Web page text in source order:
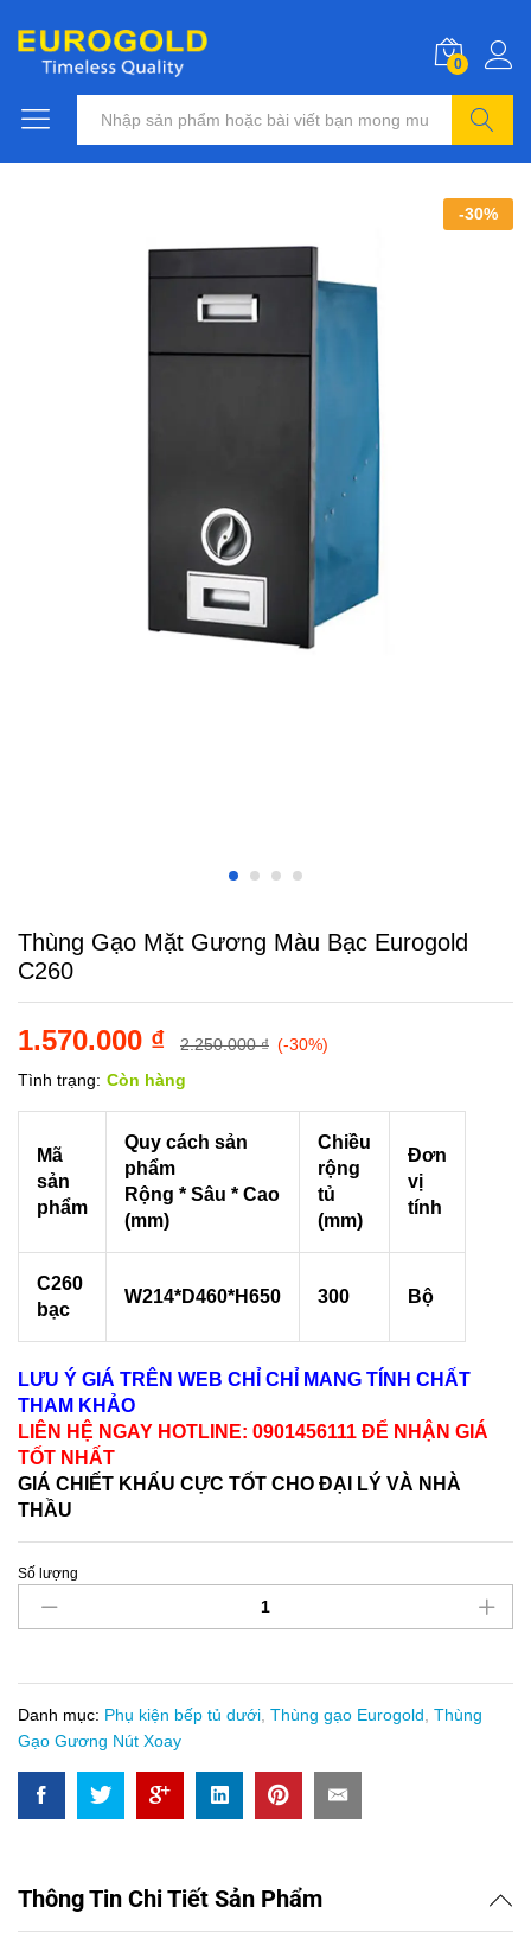
0
-30%
Thùng Gạo Mặt Gương Màu Bạc Eurogold
C260
1.570.000 ₫ 2.250.000₫ (-30%)
Tình trạng: Còn hàng
Mã
sản
phẩm
Quy cách sản
phẩm
Rộng * Sâu * Cao
(mm)
Chiều
rộng
tủ
(mm)
Đơn
vị
tính
C260
bạc
W214*D460*H650 300 Bộ
LƯU Ý GIÁ TRÊN WEB CHỈ CHỈ MANG TÍNH CHẤT
THAM KHẢO
LIÊN HỆ NGAY HOTLINE: 0901456111 ĐỂ NHẬN GIÁ
TỐT NHẤT
GIÁ CHIẾT KHẤU CỰC TỐT CHO ĐẠI LÝ VÀ NHÀ
THẦU
Thùng
Gạo
Mặt
Màu
Bạc
Eurogold
quantity
Số lượng
Danh mục: Phụ kiện bếp tủ dưới Thùng gạo Eurogold Thùng
Gạo Gương Nút Xoay
Thông Tin Chi Tiết Sản Phẩm